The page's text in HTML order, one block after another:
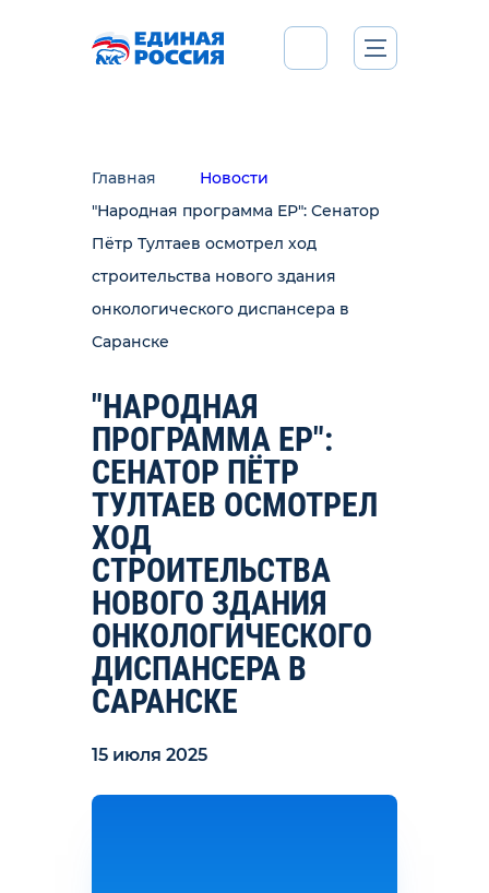
Главная
Новости
"Народная программа ЕР": Сенатор
Пётр Тултаев осмотрел ход
строительства нового здания
онкологического диспансера в
Саранске
"НАРОДНАЯ
ПРОГРАММА ЕР":
СЕНАТОР ПЁТР
ТУЛТАЕВ ОСМОТРЕЛ
ХОД
СТРОИТЕЛЬСТВА
НОВОГО ЗДАНИЯ
ОНКОЛОГИЧЕСКОГО
ДИСПАНСЕРА В
САРАНСКЕ
15 июля 2025